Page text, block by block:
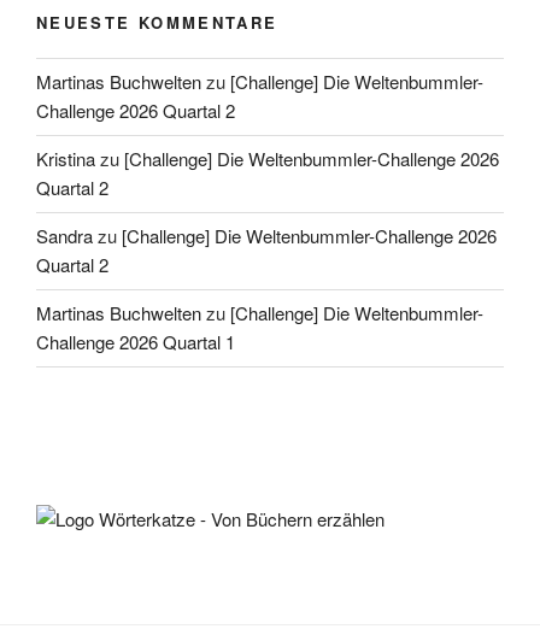
NEUESTE KOMMENTARE
Martinas Buchweltenzu [Challenge] Die Weltenbummler-
Challenge 2026 Quartal 2
Kristinazu [Challenge] Die Weltenbummler-Challenge 2026
Quartal 2
Sandrazu [Challenge] Die Weltenbummler-Challenge 2026
Quartal 2
Martinas Buchweltenzu [Challenge] Die Weltenbummler-
Challenge 2026 Quartal 1